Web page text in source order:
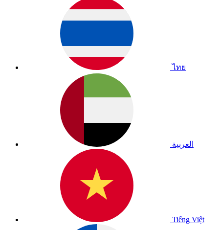
ไทย
العربية
Tiếng Việt